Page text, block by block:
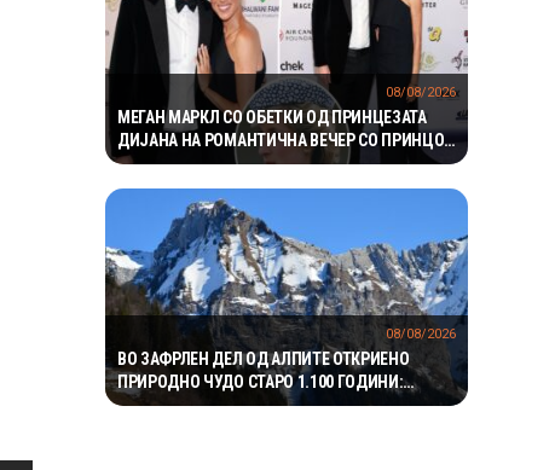
МЕГАН МАРКЛ СО ОБЕТКИ ОД ПРИНЦЕЗАТА
ДИЈАНА НА РОМАНТИЧНА ВЕЧЕР СО ПРИНЦОТ
ХАРИ ВО КАНАДА
08/08/2026
ВО ЗАФРЛЕН ДЕЛ ОД АЛПИТЕ ОТКРИЕНО
ПРИРОДНО ЧУДО СТАРО 1.100 ГОДИНИ:
НИКОЈ НЕ ЗНАЕ КАКО СЕ НАШЛО ТАМУ
08/08/2026